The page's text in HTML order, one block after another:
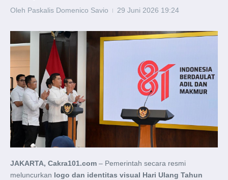
Oleh Paskalis Domenico Savio 29 Juni 2026 19:24
JAKARTA, Cakra101.com – Pemerintah secara resmi
meluncurkan logo dan identitas visual Hari Ulang Tahun